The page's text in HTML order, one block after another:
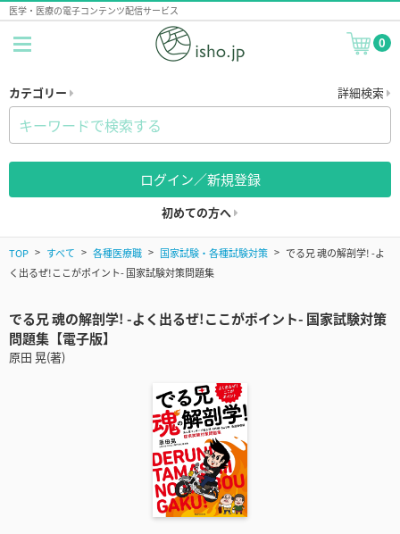
医学・医療の電子コンテンツ配信サービス
0
カテゴリー 詳細検索
ログイン／新規登録
初めての方へ
TOP すべて 各種医療職 国家試験・各種試験対策
でる兄 魂の解剖学! -よ
く出るぜ!ここがポイント- 国家試験対策問題集
でる兄 魂の解剖学! -よく出るぜ!ここがポイント- 国家試験対策
問題集【電子版】
原田 晃(著)